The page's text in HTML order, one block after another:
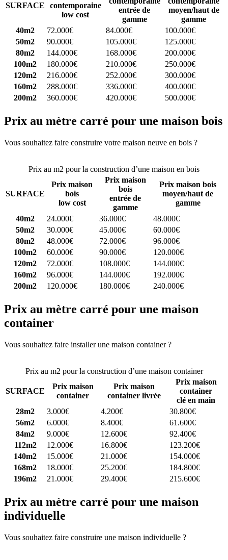
SURFACE
contemporaine
low cost
entrée de
gamme
moyen/haut de
gamme
40m2
72.000€ 84.000€
100.000€
50m2
90.000€ 105.000€
125.000€
80m2
144.000€ 168.000€
200.000€
100m2
180.000€ 210.000€
250.000€
120m2
216.000€ 252.000€
300.000€
160m2
288.000€ 336.000€
400.000€
200m2
360.000€ 420.000€ 500.000€
Prix au mètre carré pour une maison bois
Vous souhaitez faire construire votre maison neuve en bois ?
Prix au m2 pour la construction d’une maison en bois
SURFACE
Prix maison
bois
low cost
Prix maison
bois
entrée de
gamme
Prix maison bois
moyen/haut de
gamme
40m2
24.000€ 36.000€
48.000€
50m2
30.000€ 45.000€
60.000€
80m2
48.000€ 72.000€
96.000€
100m2
60.000€ 90.000€
120.000€
120m2
72.000€ 108.000€
144.000€
160m2
96.000€ 144.000€
192.000€
200m2
120.000€ 180.000€ 240.000€
Prix au mètre carré pour une maison
container
Vous souhaitez faire installer une maison container ?
Prix au m2 pour la construction d’une maison container
SURFACE
Prix maison
container
Prix maison
container livrée
Prix maison
container
clé en main
28m2
3.000€ 4.200€
30.800€
56m2
6.000€ 8.400€
61.600€
84m2
9.000€ 12.600€
92.400€
112m2
12.000€ 16.800€
123.200€
140m2
15.000€ 21.000€
154.000€
168m2
18.000€ 25.200€
184.800€
196m2
21.000€ 29.400€ 215.600€
Prix au mètre carré pour une maison
individuelle
Vous souhaitez faire construire une maison individuelle ?